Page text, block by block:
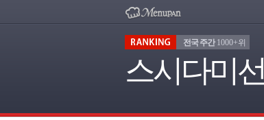
전국 주간1000+위
스시다미선